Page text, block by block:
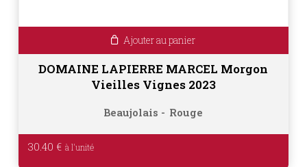
Ajouter au panier
DOMAINE LAPIERRE MARCEL Morgon
Vieilles Vignes 2023
Beaujolais Rouge
30.40 €